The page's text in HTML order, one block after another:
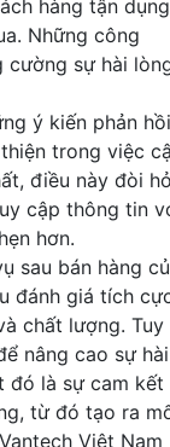
hàng tận dụng
Những công
cường sự hài
ý kiến phản hồi
trong việc
điều này đòi
cập thông tin
hơn.
sau bán hàng
đánh giá tích
chất lượng. Tuy
nâng cao sự hài
đó là sự cam kết
từ đó tạo ra
Việt Nam